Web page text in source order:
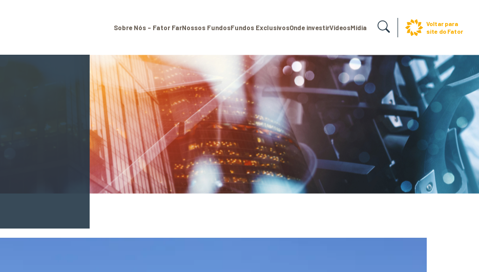
Sobre Nós – Fator FarNossos FundosFundos ExclusivosOnde investirVídeosMídia
Voltar para
site do Fator